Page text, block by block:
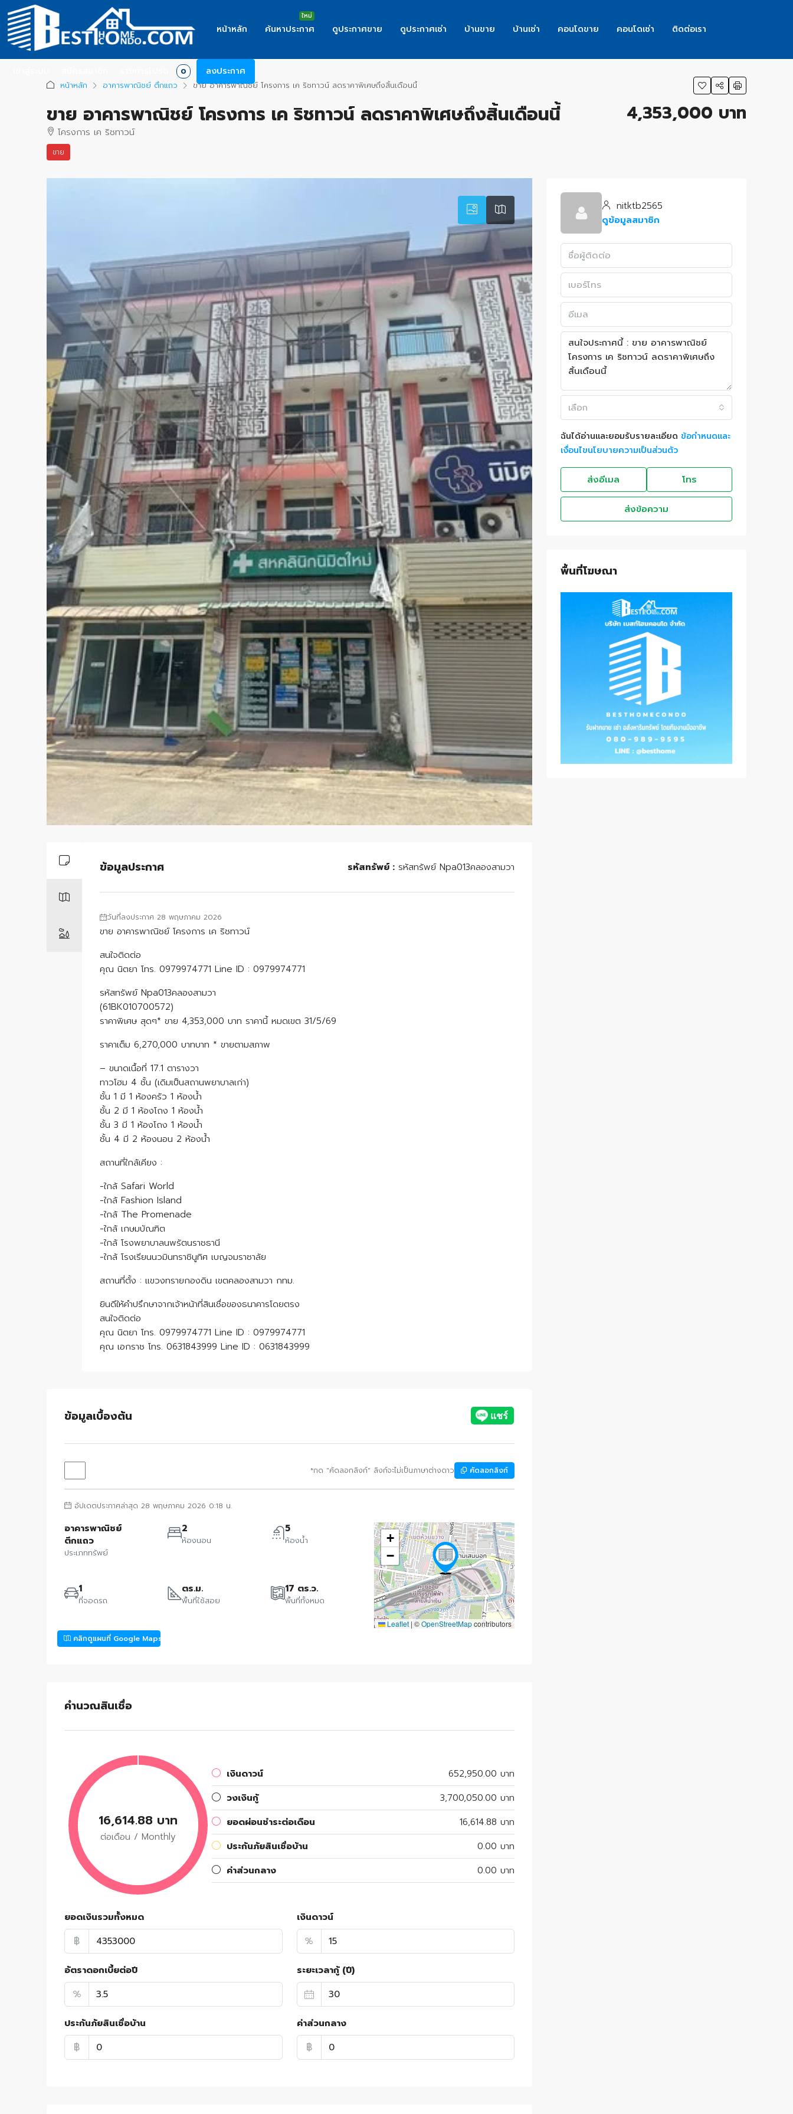
หน้าหลัก ค้นหาประกาศ ดูประกาศขาย ดูประกาศเช่า บ้านขาย บ้านเช่า คอนโดขาย คอนโดเช่า ติดต่อเรา
0 ลงประกาศ
หน้าหลัก อาคารพาณิชย์ ตึกแถว ขาย อาคารพาณิชย์ โครงการ เค ริชทาวน์ ลดราคาพิเศษถึงสิ้นเดือนนี้
ขาย อาคารพาณิชย์ โครงการ เค ริชทาวน์ ลดราคาพิเศษถึงสิ้นเดือนนี้
โครงการ เค ริชทาวน์
ขาย
4,353,000 บาท
ข้อมูลประกาศ รหัสทรัพย์ : รหัสทรัพย์ Npa013คลองสามวา
วันที่ลงประกาศ 28 พฤษภาคม 2026
ขาย อาคารพาณิชย์ โครงการ เค ริชทาวน์
สนใจติดต่อ
คุณ นิตยา โทร. 0979974771 Line ID : 0979974771
รหัสทรัพย์ Npa013คลองสามวา
(61BK010700572)
ราคาพิเศษ สุดๆ* ขาย 4,353,000 บาท ราคานี้ หมดเขต 31/5/69
ราคาเต็ม 6,270,000 บาทบาท * ขายตามสภาพ
– ขนาดเนื้อที่ 17.1 ตารางวา
ทาวโฮม 4 ชั้น (เดิมเป็นสถานพยาบาลเก่า)
ชั้น 1 มี 1 ห้องครัว 1 ห้องน้ำ
ชั้น 2 มี 1 ห้องโถง 1 ห้องน้ำ
ชั้น 3 มี 1 ห้องโถง 1 ห้องน้ำ
ชั้น 4 มี 2 ห้องนอน 2 ห้องน้ำ
สถานที่ใกล้เคียง :
-ใกล้ Safari World
-ใกล้ Fashion Island
-ใกล้ The Promenade
-ใกล้ เกษมบัณฑิต
-ใกล้ โรงพยาบาลนพรัตนราชธานี
-ใกล้ โรงเรียนนวมินทราชินูทิศ เบญจมราชาลัย
สถานที่ตั้ง : แขวงทรายกองดิน เขตคลองสามวา กทม.
ยินดีให้คำปรึกษาจากเจ้าหน้าที่สินเชื่อของธนาคารโดยตรง
สนใจติดต่อ
คุณ นิตยา โทร. 0979974771 Line ID : 0979974771
คุณ เอกราช โทร. 0631843999 Line ID : 0631843999
ข้อมูลเบื้องต้น
*กด "คัดลอกลิงก์" ลิงก์จะไม่เป็นภาษาต่างดาว คัดลอกลิงก์
อัปเดตประกาศล่าสุด 28 พฤษภาคม 2026 0:18 น.
อาคารพาณิชย์
ตึกแถว
ประเภททรัพย์
2
ห้องนอน
5
ห้องน้ำ
1
ที่จอดรถ
ตร.ม.
พื้นที่ใช้สอย
17 ตร.ว.
พื้นที่ทั้งหมด
คลิกดูแผนที่ Google Maps
+
−
Leaflet | ©OpenStreetMapcontributors
คำนวณสินเชื่อ
16,614.88 บาท
ต่อเดือน / Monthly
เงินดาวน์
652,950.00 บาท
วงเงินกู้
3,700,050.00 บาท
ยอดผ่อนชำระต่อเดือน
16,614.88 บาท
ประกันภัยสินเชื่อบ้าน
0.00 บาท
ค่าส่วนกลาง
0.00 บาท
ยอดเงินรวมทั้งหมด
฿
เงินดาวน์
%
อัตราดอกเบี้ยต่อปี
%
ระยะเวลากู้ (ปี)
ประกันภัยสินเชื่อบ้าน
฿
ค่าส่วนกลาง
฿
nitktb2565
ดูข้อมูลสมาชิก
เลือก
ฉันได้อ่านและยอมรับรายละเอียด ข้อกำหนดและ
เงื่อนไขนโยบายความเป็นส่วนตัว
ส่งอีเมล โทร
ส่งข้อความ
พื้นที่โฆษณา